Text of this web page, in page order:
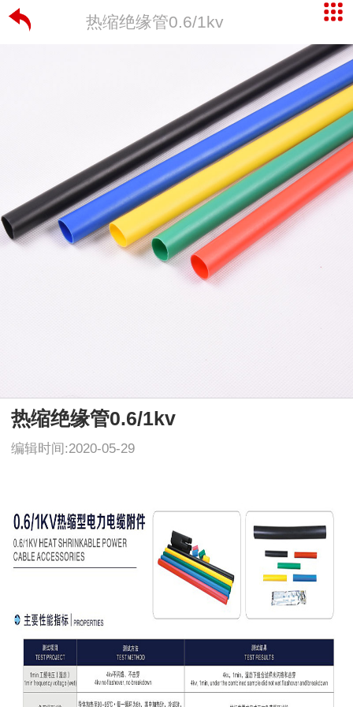
热缩绝缘管0.6/1kv
热缩绝缘管0.6/1kv
编辑时间:2020-05-29